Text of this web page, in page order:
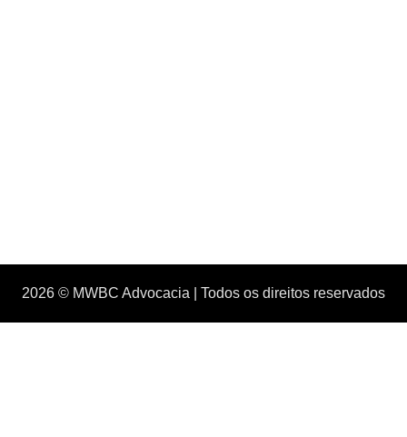
2026 © MWBC Advocacia | Todos os direitos reservados